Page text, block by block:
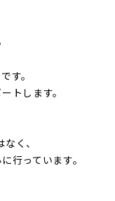
す。
トします。
く、
行っています。